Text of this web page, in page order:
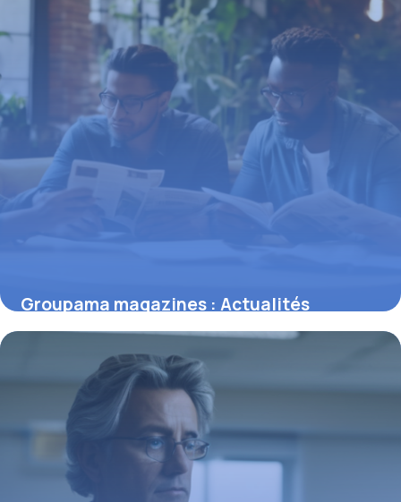
Groupama magazines : Actualités
assurance